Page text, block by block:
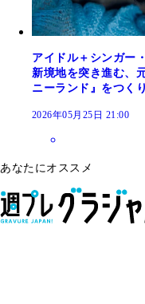
アイドル＋シンガー
新境地を突き進む、
ニーランド』をつく
2026年05月25日 21:00
あなたにオススメ